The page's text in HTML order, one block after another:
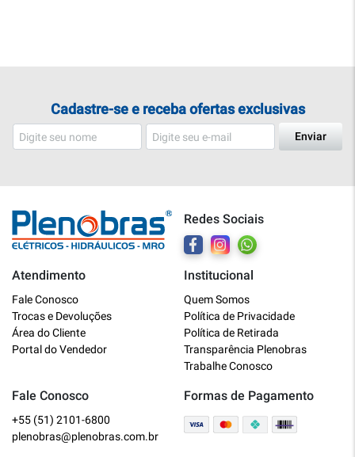
Cadastre-se e receba ofertas exclusivas
Enviar
Redes Sociais
Atendimento
Fale Conosco
Trocas e Devoluções
Área do Cliente
Portal do Vendedor
Institucional
Quem Somos
Política de Privacidade
Política de Retirada
Transparência Plenobras
Trabalhe Conosco
Fale Conosco
+55 (51) 2101-6800
plenobras@plenobras.com.br
Formas de Pagamento
Online
Bem vindo a Plenobras! Aqui você
encontra toda a linha de materiais
O que você deseja?